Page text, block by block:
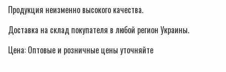
Продукция неизменно высокого качества.
Доставка на склад покупателя в любой регион Украины.
Цена: Оптовые и розничные цены уточняйте